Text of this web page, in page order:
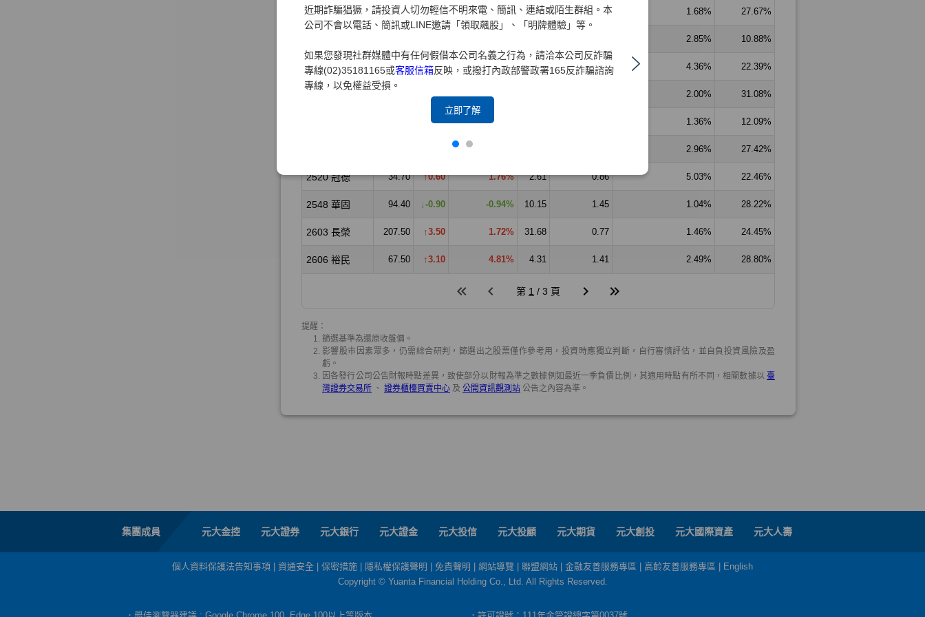
近期詐騙猖獗，請投資人切勿輕信不明來電、簡訊、連結或陌生群組。本
公司不會以電話、簡訊或LINE邀請「領取飆股」、「明牌體驗」等。
如果您發現社群媒體中有任何假借本公司名義之行為，請洽本公司反詐騙
專線(02)35181165或客服信箱反映，或撥打內政部警政署165反詐騙諮詢
專線，以免權益受損。
立即了解
集團成員 元大金控 元大證券 元大銀行 元大證金 元大投信 元大投顧 元大期貨 元大創投 元大國際資產 元大人壽
個人資料保護法告知事項 資通安全 保密措施 隱私權保護聲明 免責聲明 網站導覽 聯盟網站 金融友善服務專區 高齡友善服務專區
English
Copyright © Yuanta Financial Holding Co., Ltd. All Rights Reserved.